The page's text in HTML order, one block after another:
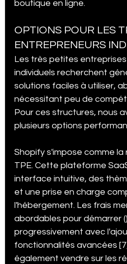
boutique en ligne.
OPTIONS POUR LES
ENTREPRENEURS
Les très petites
individuels recherchent
solutions faciles à utiliser,
nécessitant peu de
Pour ces structures, nous
plusieurs options
Shopify s'impose comme
TPE. Cette plateforme
interface intuitive, des
et une prise en charge
l'hébergement. Les frais
abordables pour démarrer
progressivement avec
fonctionnalités avancées
également vendre sur les